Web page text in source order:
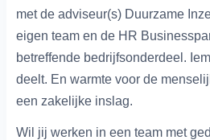
met de adviseur(s) Duurzame
eigen team en de HR
betreffende bedrijfsonderdeel.
deelt. En warmte voor de
een zakelijke inslag.
Wil jij werken in een team met